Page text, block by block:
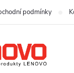
podmínky